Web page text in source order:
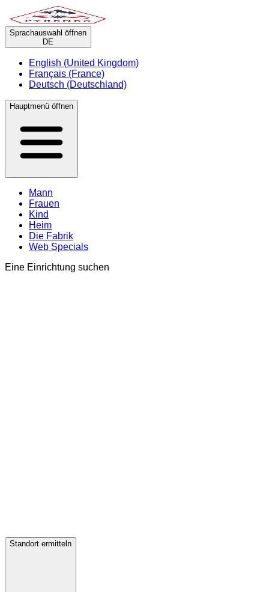
Sprachauswahl öffnen
DE
English (United Kingdom)
Français (France)
Deutsch (Deutschland)
Hauptmenü öffnen
Mann
Frauen
Kind
Heim
Die Fabrik
Web Specials
Eine Einrichtung suchen
Standort ermitteln